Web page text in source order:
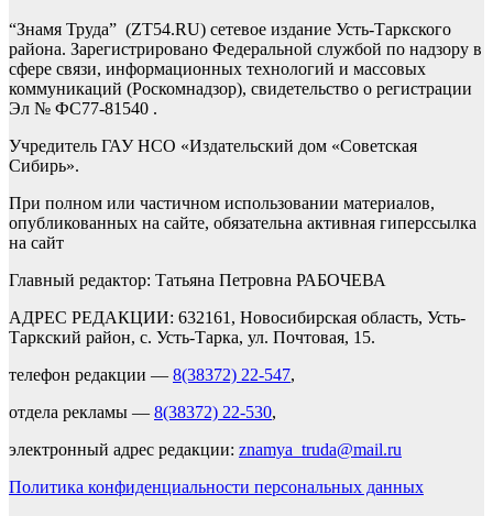
“Знамя Труда” (ZT54.RU) сетевое издание Усть-Таркского
района. Зарегистрировано Федеральной службой по надзору в
сфере связи, информационных технологий и массовых
коммуникаций (Роскомнадзор), свидетельство о регистрации
Эл № ФС77-81540 .
Учредитель ГАУ НСО «Издательский дом «Советская
Сибирь».
При полном или частичном использовании материалов,
опубликованных на сайте, обязательна активная гиперссылка
на сайт
Главный редактор: Татьяна Петровна РАБОЧЕВА
АДРЕС РЕДАКЦИИ: 632161, Новосибирская область, Усть-
Таркский район, с. Усть-Тарка, ул. Почтовая, 15.
телефон редакции — 8(38372) 22-547,
отдела рекламы — 8(38372) 22-530,
электронный адрес редакции: znamya_truda@mail.ru
Политика конфиденциальности персональных данных